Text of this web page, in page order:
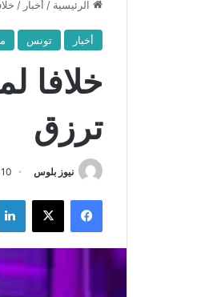
الرئيسية / أخبار /
أخبار تونس
خلافا
ترزق
نيوز بلوس 10 يناير، 2020
فيسبوك X